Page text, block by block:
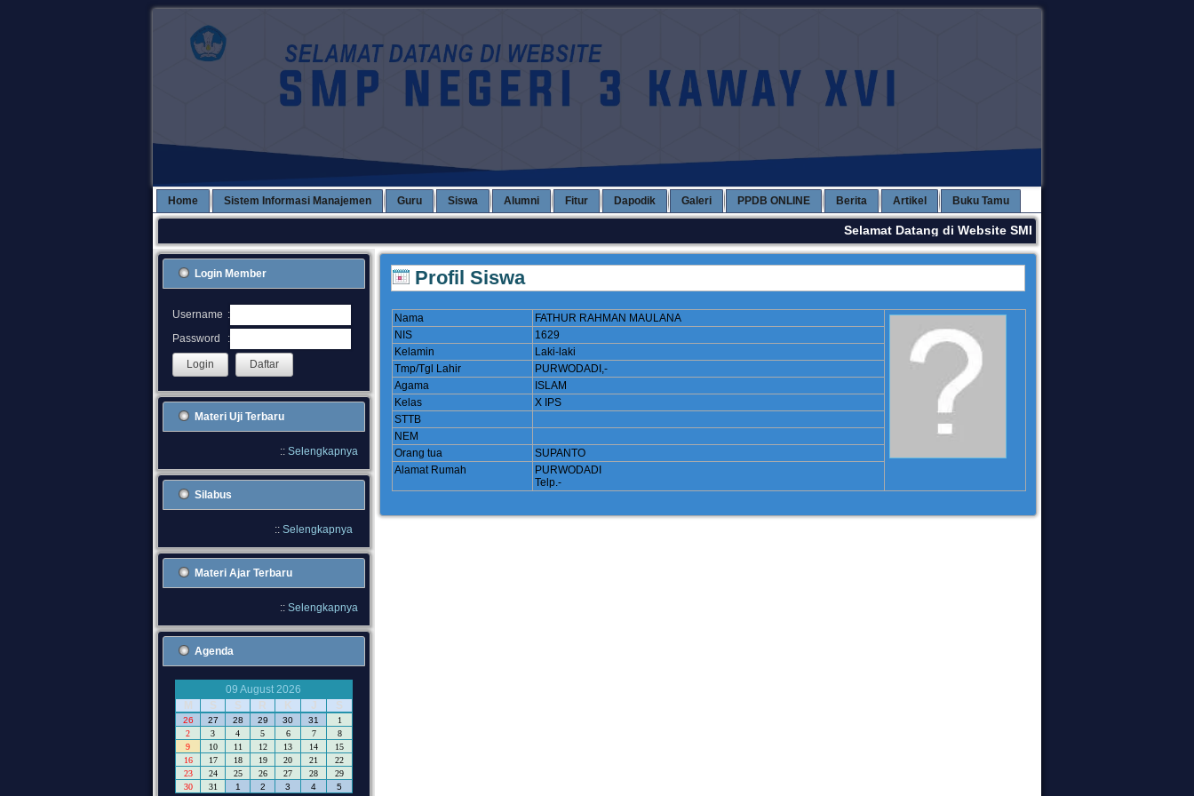
Home Sistem Informasi Manajemen Guru Siswa Alumni Fitur Dapodik Galeri PPDB ONLINE Berita Artikel Buku Tamu
Selamat Datang di Website SMPN 3 KAWAY XVI. Terima
Login Member
Username :
Password
:
Materi Uji Terbaru
:: Selengkapnya
Silabus
:: Selengkapnya
Materi Ajar Terbaru
:: Selengkapnya
Agenda
09 August 2026
M
S S R K J S
26 27 28 29 30 31
1
2
3 4 5 6 7
8
9
10 11 12 13 14
15
16
17 18 19 20 21
22
23
24 25 26 27 28
29
30
31 1 2 3 4 5
Profil Siswa
Nama
FATHUR RAHMAN MAULANA
NIS
1629
Kelamin
Laki-laki
Tmp/Tgl Lahir
PURWODADI,-
Agama
ISLAM
Kelas
X IPS
STTB
NEM
Orang tua
SUPANTO
Alamat Rumah
PURWODADI
Telp.-